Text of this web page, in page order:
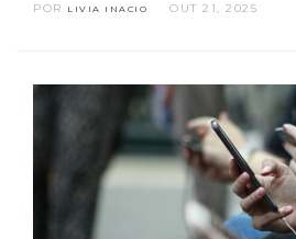
POR LIVIA INACIO OUT 21, 2025